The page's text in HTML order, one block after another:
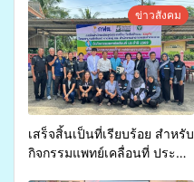
ข่าวสังคม
เสร็จสิ้นเป็นที่เรียบร้อย สำหรับ
กิจกรรมแพทย์เคลื่อนที่ ประจำ